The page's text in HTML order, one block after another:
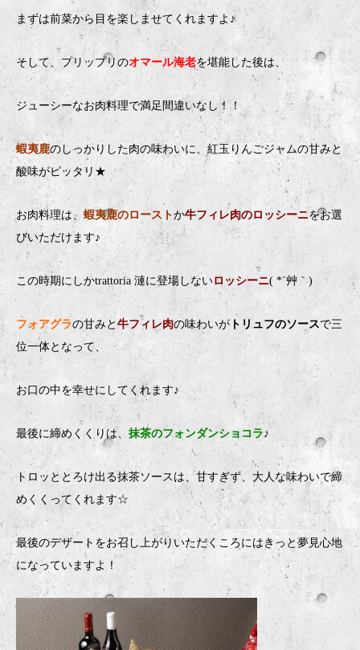
まずは前菜から目を楽しませてくれますよ♪
そして、プリップリのオマール海老を堪能した後は、
ジューシーなお肉料理で満足間違いなし！！
蝦夷鹿のしっかりした肉の味わいに、紅玉りんごジャムの甘みと
酸味がピッタリ★
お肉料理は、 蝦夷鹿のローストか牛フィレ肉のロッシーニをお選
びいただけます♪
この時期にしかtrattoria 漣に登場しないロッシーニ( *´艸｀)
フォアグラの甘みと 牛フィレ肉の味わいが トリュフのソースで三
位一体となって、
お口の中を幸せにしてくれます♪
最後に締めくくりは、 抹茶のフォンダンショコラ♪
トロッととろけ出る抹茶ソースは、甘すぎず、大人な味わいで締
めくくってくれます☆
最後のデザートをお召し上がりいただくころにはきっと夢見心地
になっていますよ！